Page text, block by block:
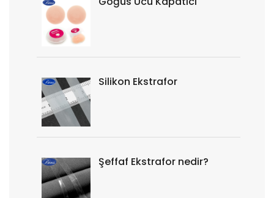
Silikon Ekstrafor
Şeffaf Ekstrafor nedir?